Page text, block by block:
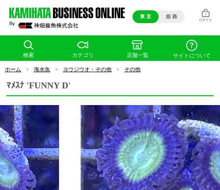
東 京 姫 路
検索 カテゴリ 店舗一覧 サイトについて
ホーム > 海水魚 > ヨウジウオ・その他 > その他
ﾏﾒｽﾅ 'FUNNY D'